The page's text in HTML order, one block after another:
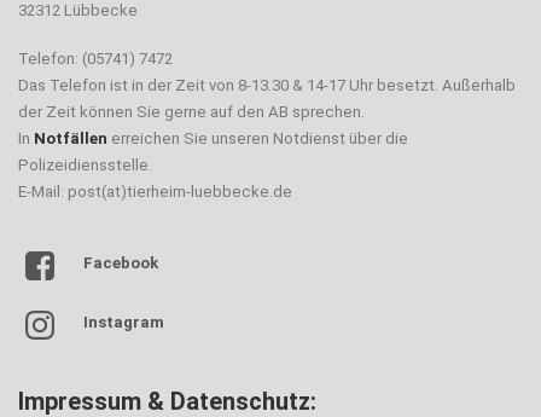
32312 Lübbecke
Telefon: (05741) 7472
Das Telefon ist in der Zeit von 8-13.30 & 14-17 Uhr besetzt. Außerhalb
der Zeit können Sie gerne auf den AB sprechen.
In Notfällen erreichen Sie unseren Notdienst über die
Polizeidiensstelle.
E-Mail: post(at)tierheim-luebbecke.de
Facebook
Instagram
Impressum & Datenschutz: